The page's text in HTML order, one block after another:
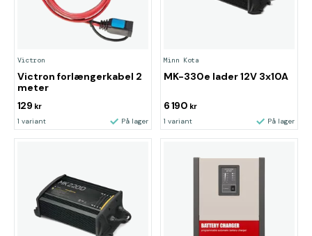
Victron
Victron forlængerkabel 2
meter
129 kr
1 variant På lager
Minn Kota
MK-330e lader 12V 3x10A
6 190 kr
1 variant På lager